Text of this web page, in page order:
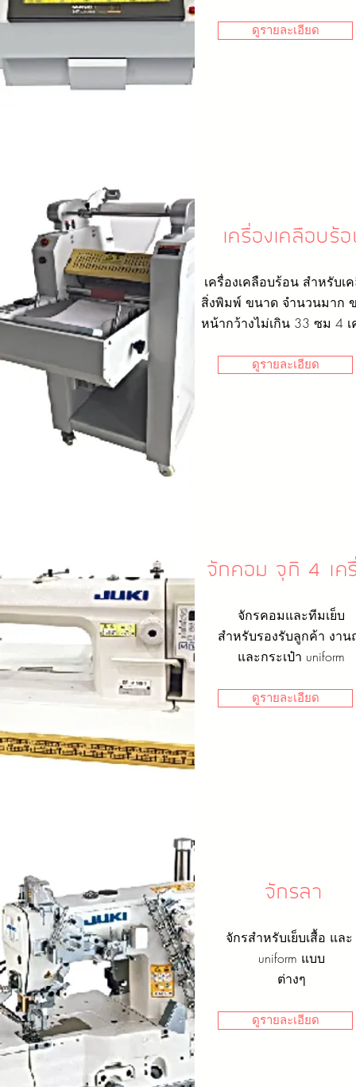
ดูรายละเอียด
เครื่องเคลือบร้
เครื่องเคลือบร้อน สำหรับเ
สิ่งพิมพ์ ขนาด จำนวนมาก
หน้ากว้างไม่เกิน 33 ซม 4 เ
ดูรายละเอียด
จักคอม จุกิ 4 เค
จักรคอมและทีมเย็บ
สำหรับรองรับลูกค้า งาน
และกระเป๋า uniform
ดูรายละเอียด
จักรลา
จักรสำหรับเย็บเสื้อ และ
uniform แบบ
ต่างๆ
ดูรายละเอียด